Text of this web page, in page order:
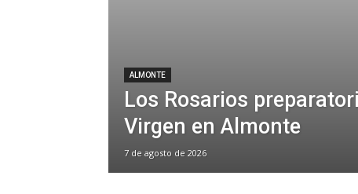
ALMONTE
Los Rosarios
Virgen en Almonte
7 de agosto de 2026